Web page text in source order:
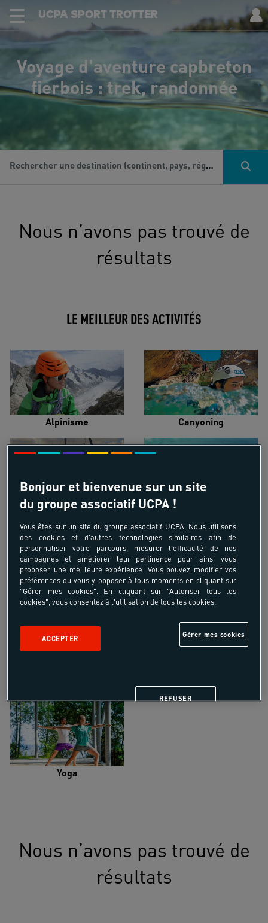
UCPA SPORT TROTTER
Voyage d'aventure capbreton
fierbois : trek, randonnée
Rechercher une destination (continent, pays, région...), une activité...
Nous n’avons pas trouvé de
résultats
LE MEILLEUR DES ACTIVITÉS
Alpinisme Canyoning
Croisière voilier Kayak de mer
Trail Trek-Randonnée pédestre
Vélo de randonnée
Yoga
Nous n’avons pas trouvé de
résultats
Bonjour et bienvenue sur un site
du groupe associatif UCPA !
Vous êtes sur un site du groupe associatif UCPA. Nous utilisons
des cookies et d'autres technologies similaires afin de
personnaliser votre parcours, mesurer l'efficacité de nos
campagnes et améliorer leur pertinence pour ainsi vous
proposer une meilleure expérience. Vous pouvez modifier vos
préférences ou vous y opposer à tous moments en cliquant sur
"Gérer mes cookies". En cliquant sur "Autoriser tous les
cookies", vous consentez à l'utilisation de tous les cookies.
Gérer mes cookies
REFUSER
ACCEPTER